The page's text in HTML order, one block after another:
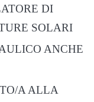
DI
SOLARI
ANCHE
A ALLA